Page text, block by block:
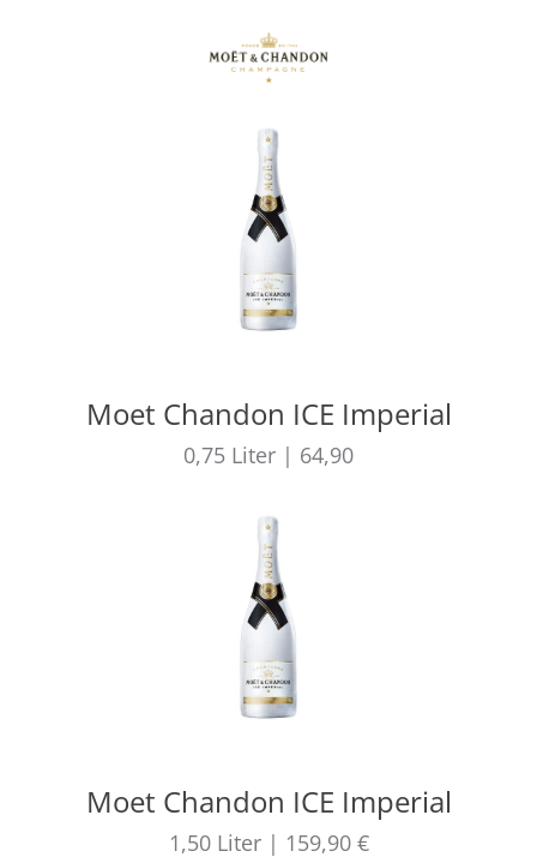
Moet Chandon ICE Imperial
0,75 Liter | 64,90
Moet Chandon ICE Imperial
1,50 Liter | 159,90 €